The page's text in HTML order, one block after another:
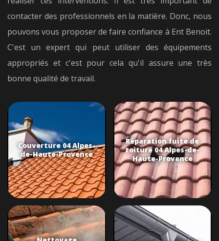
contacter des professionnels en la matière. Donc, nous
pouvons vous proposer de faire confiance à Ent Benoit.
C'est un expert qui peut utiliser des équipements
appropriés et c'est pour cela qu'il assure une très
bonne qualité de travail.
Couverture 04 Alpes-
de-Haute-Provence
Réparation fuite de
toiture 04 Alpes-de-
Haute-Provence